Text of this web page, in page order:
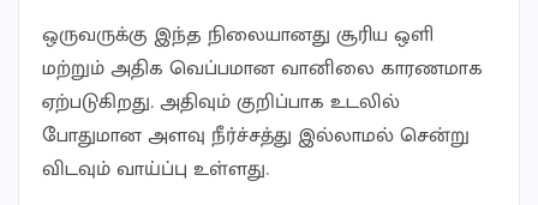
ஒருவருக்கு இந்த நிலையானது சூரிய ஒளி
மற்றும் அதிக வெப்பமான வானிலை காரணமாக
ஏற்படுகிறது. அதிவும் குறிப்பாக உடலில்
போதுமான அளவு நீர்ச்சத்து இல்லாமல் சென்று
விடவும் வாய்ப்பு உள்ளது.